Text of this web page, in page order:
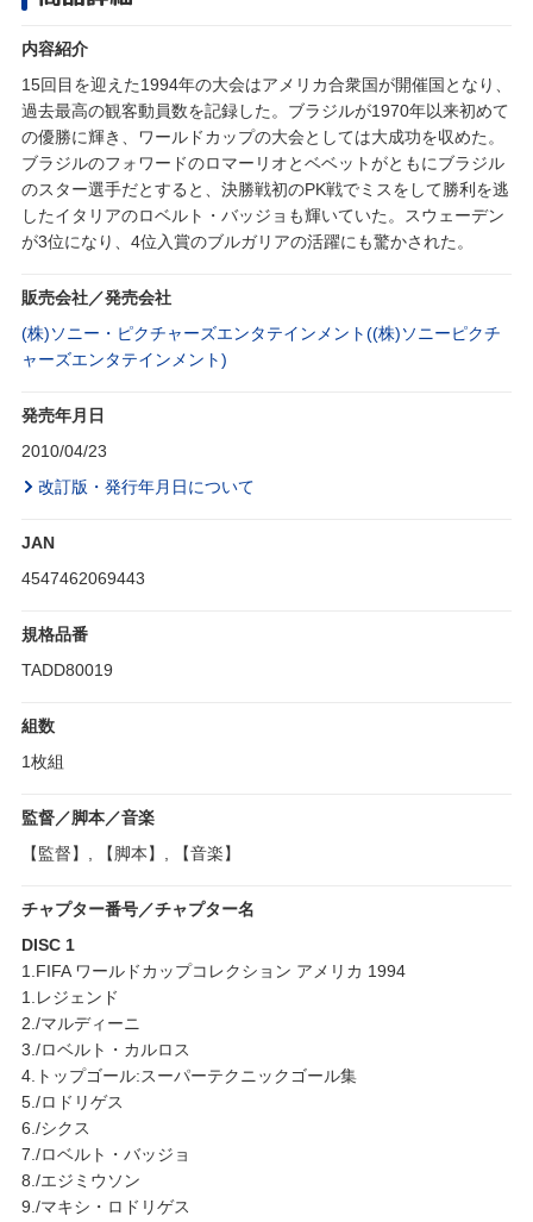
内容紹介
15回目を迎えた1994年の大会はアメリカ合衆国が開催国となり、
過去最高の観客動員数を記録した。ブラジルが1970年以来初めて
の優勝に輝き、ワールドカップの大会としては大成功を収めた。
ブラジルのフォワードのロマーリオとベベットがともにブラジル
のスター選手だとすると、決勝戦初のPK戦でミスをして勝利を逃
したイタリアのロベルト・バッジョも輝いていた。スウェーデン
が3位になり、4位入賞のブルガリアの活躍にも驚かされた。
販売会社／発売会社
(株)ソニー・ピクチャーズエンタテインメント((株)ソニーピクチ
ャーズエンタテインメント)
発売年月日
2010/04/23
改訂版・発行年月日について
JAN
4547462069443
規格品番
TADD80019
組数
1枚組
監督／脚本／音楽
【監督】, 【脚本】, 【音楽】
チャプター番号／チャプター名
DISC 1
1.FIFA ワールドカップコレクション アメリカ 1994
1.レジェンド
2./マルディーニ
3./ロベルト・カルロス
4.トップゴール:スーパーテクニックゴール集
5./ロドリゲス
6./シクス
7./ロベルト・バッジョ
8./エジミウソン
9./マキシ・ロドリゲス